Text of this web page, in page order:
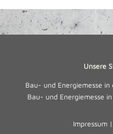
Unsere
Bau- und Energiemesse
Bau- und Energiemesse
Impressum|